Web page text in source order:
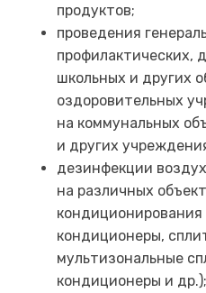
продуктов;
проведения
профилактических,
школьных и других
оздоровительных
на коммунальных
и других
дезинфекции
на различных
кондиционеры,
мультизональные
кондиционеры и др.);